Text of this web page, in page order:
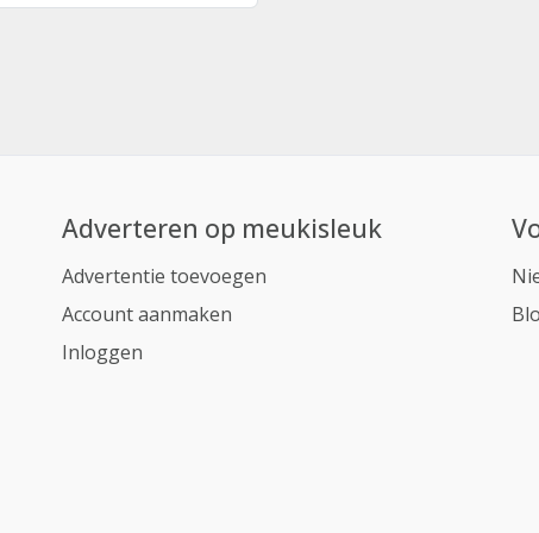
Adverteren op meukisleuk
Advertentie toevoegen
Account aanmaken
Inloggen